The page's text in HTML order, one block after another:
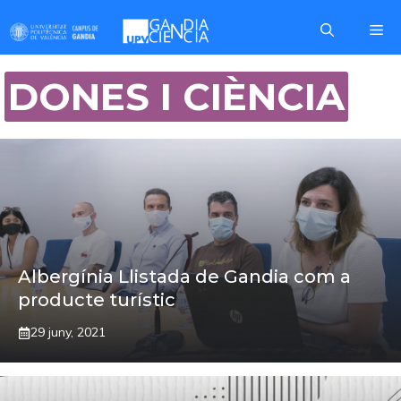
to
content
DONES I CIÈNCIA
Albergínia Llistada de Gandia com a
producte turístic
29 juny, 2021